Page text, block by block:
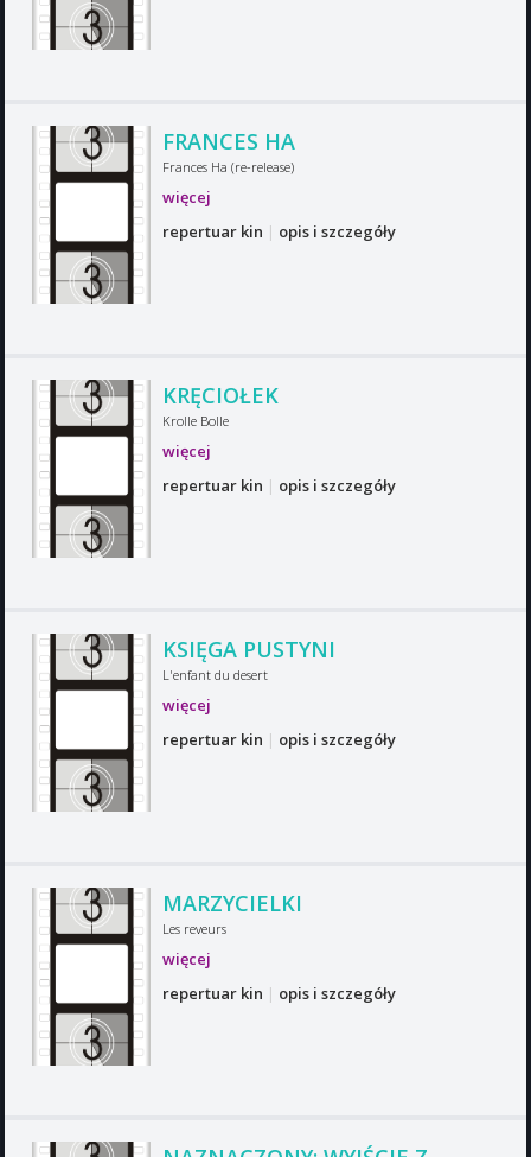
FRANCES HA
Frances Ha (re-release)
więcej
repertuar kin | opis i szczegóły
KRĘCIOŁEK
Krolle Bolle
więcej
repertuar kin | opis i szczegóły
KSIĘGA PUSTYNI
L'enfant du desert
więcej
repertuar kin | opis i szczegóły
MARZYCIELKI
Les reveurs
więcej
repertuar kin | opis i szczegóły